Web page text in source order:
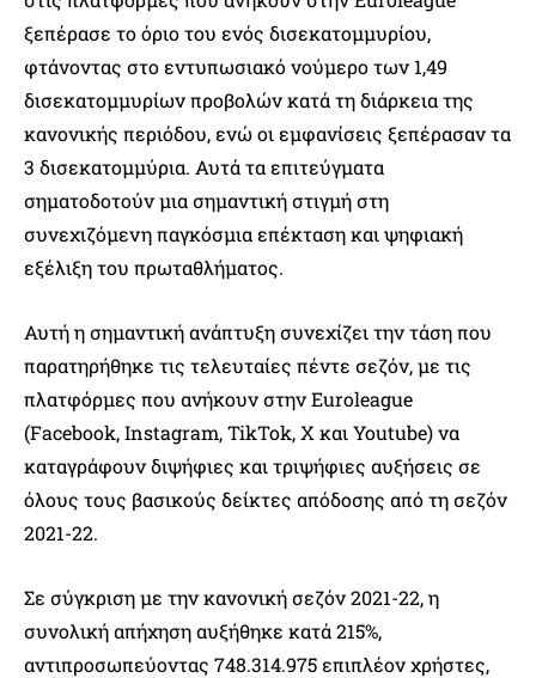
ξεπέρασε το όριο του ενός δισεκατομμυρίου,
φτάνοντας στο εντυπωσιακό νούμερο των 1,49
δισεκατομμυρίων προβολών κατά τη διάρκεια της
κανονικής περιόδου, ενώ οι εμφανίσεις ξεπέρασαν τα
3 δισεκατομμύρια. Αυτά τα επιτεύγματα
σηματοδοτούν μια σημαντική στιγμή στη
συνεχιζόμενη παγκόσμια επέκταση και ψηφιακή
εξέλιξη του πρωταθλήματος.
Αυτή η σημαντική ανάπτυξη συνεχίζει την τάση που
παρατηρήθηκε τις τελευταίες πέντε σεζόν, με τις
πλατφόρμες που ανήκουν στην Euroleague
(Facebook, Instagram, TikTok, X και Youtube) να
καταγράφουν διψήφιες και τριψήφιες αυξήσεις σε
όλους τους βασικούς δείκτες απόδοσης από τη σεζόν
2021-22.
Σε σύγκριση με την κανονική σεζόν 2021-22, η
συνολική απήχηση αυξήθηκε κατά 215%,
αντιπροσωπεύοντας 748.314.975 επιπλέον χρήστες,